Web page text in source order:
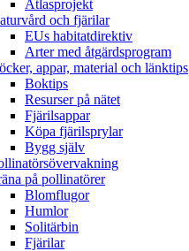
Atlasprojekt
och fjärilar
EUs habitatdirektiv
Arter med åtgärdsprogram
appar, material och länktips
Boktips
Resurser på nätet
Fjärilsappar
Köpa fjärilsprylar
Bygg själv
på pollinatörer
Blomflugor
Humlor
Solitärbin
Fjärilar